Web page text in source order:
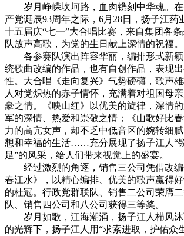
岁月峥嵘坎坷路，血肉镌刻中华魂。在
产党诞辰93周年之际，6月28日，扬子江药
十五届庆“七一”大合唱比赛，来自集团各
队放声高歌，为党的生日献上深情的祝福。
各参赛队演出阵容华丽，编排形式新颖
统歌曲改编的作品，也有自创作品，表现
性。大合唱《走向复兴》气势磅礴，歌声
人对党炽热的赤子情怀，充满着对祖国母
豪之情。《映山红》以优美的旋律，深情
军的深情、热爱和崇敬之情；《山歌好比
力的高亢女声，却不乏中低音区的婉转细
想和幸福的生活……充分展现了扬子江人“
足”的风采，给人们带来视觉上的盛宴。
经过激烈的角逐，销售三公司凭借改编
春江水》，以精心编排、优美的歌声赢得
的桂冠。行政党群联队、销售二公司荣膺
队、销售四公司和八公司获得三等奖。
岁月如歌，江海潮涌，扬子江人栉风沐
的光辉下，扬子江人用“求索进取，护佑众